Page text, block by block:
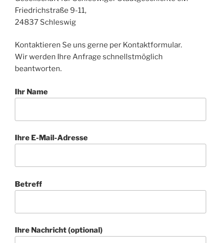
Friedrichstraße 9-11,
24837 Schleswig
Kontaktieren Se uns gerne per Kontaktformular.
Wir werden Ihre Anfrage schnellstmöglich
beantworten.
Ihr Name
Ihre E-Mail-Adresse
Betreff
Ihre Nachricht (optional)